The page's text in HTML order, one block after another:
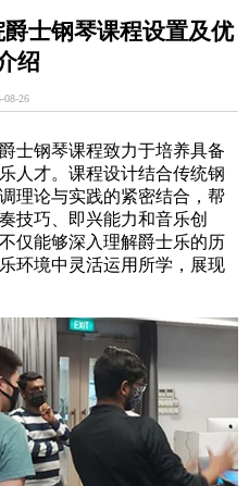
士钢琴课程设置及优
绍
08-26
士钢琴课程致力于培养具备
人才。课程设计结合传统钢
理论与实践的紧密结合，帮
技巧、即兴能力和音乐创
仅能够深入理解爵士乐的历
环境中灵活运用所学，展现